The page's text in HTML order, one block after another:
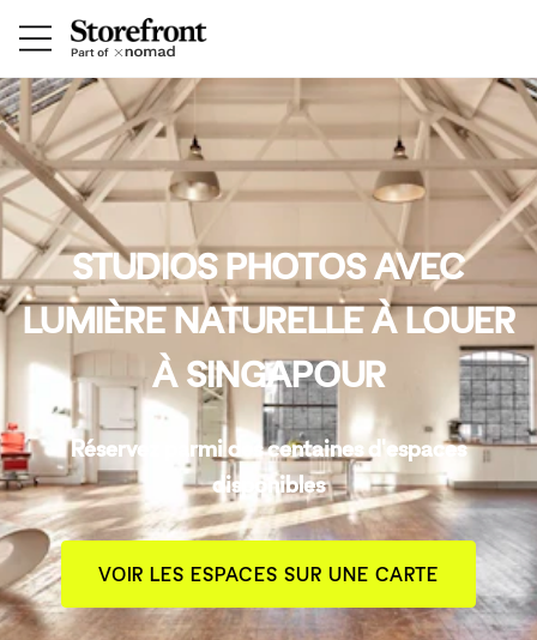
STUDIOS PHOTOS AVEC
LUMIÈRE NATURELLE À LOUER
À SINGAPOUR
Réservez parmi des centaines d'espaces
disponibles
VOIR LES ESPACES SUR UNE CARTE